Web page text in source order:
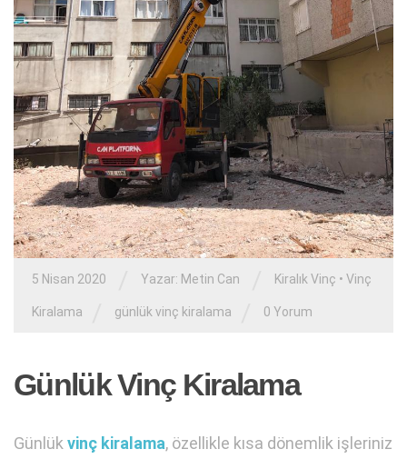
5 Nisan 2020 Yazar: Metin Can Kiralık Vinç • Vinç
Kiralama günlük vinç kiralama 0 Yorum
Günlük Vinç Kiralama
Günlük vinç kiralama, özellikle kısa dönemlik işleriniz